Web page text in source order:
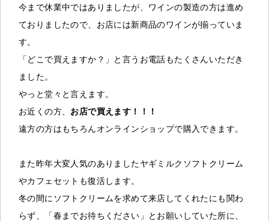
今まで休業中ではありましたが、ワインの製造の方は進め
ておりましたので、お店には新商品のワインが揃っていま
す。
「どこで買えますか？」と言うお電話もたくさんいただき
ました。
やっと堂々と言えます。
お近くの方、 お店で買えます！！！
遠方の方はもちろんオンラインショップで購入できます。
また昨年大変人気のありましたヤギミルクソフトクリーム
やカフェセットも復活します。
冬の間にソフトクリームを求めて来店してくれたにも関わ
らず、「春までお待ちください」とお願いしていた所に、